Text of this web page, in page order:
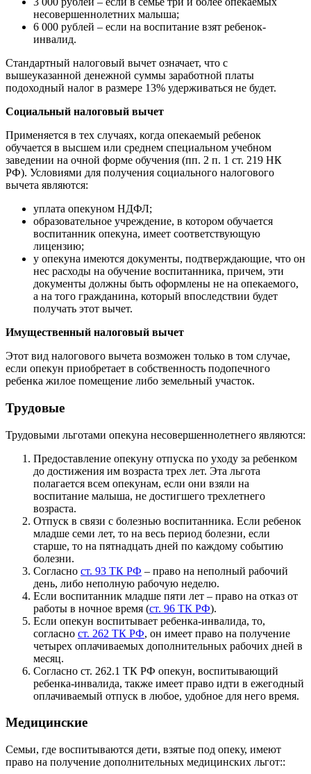
несовершеннолетних малыша;
6 000 рублей – если на воспитание взят ребенок-
инвалид.
Стандартный налоговый вычет означает, что с
вышеуказанной денежной суммы заработной платы
подоходный налог в размере 13% удерживаться не будет.
Социальный налоговый вычет
Применяется в тех случаях, когда опекаемый ребенок
обучается в высшем или среднем специальном учебном
заведении на очной форме обучения (пп. 2 п. 1 ст. 219 НК
РФ). Условиями для получения социального налогового
вычета являются:
уплата опекуном НДФЛ;
образовательное учреждение, в котором обучается
воспитанник опекуна, имеет соответствующую
лицензию;
у опекуна имеются документы, подтверждающие, что он
нес расходы на обучение воспитанника, причем, эти
документы должны быть оформлены не на опекаемого,
а на того гражданина, который впоследствии будет
получать этот вычет.
Имущественный налоговый вычет
Этот вид налогового вычета возможен только в том случае,
если опекун приобретает в собственность подопечного
ребенка жилое помещение либо земельный участок.
Трудовые
Трудовыми льготами опекуна несовершеннолетнего являются:
Предоставление опекуну отпуска по уходу за ребенком
до достижения им возраста трех лет. Эта льгота
полагается всем опекунам, если они взяли на
воспитание малыша, не достигшего трехлетнего
возраста.
Отпуск в связи с болезнью воспитанника. Если ребенок
младше семи лет, то на весь период болезни, если
старше, то на пятнадцать дней по каждому событию
болезни.
Согласно ст. 93 ТК РФ – право на неполный рабочий
день, либо неполную рабочую неделю.
Если воспитанник младше пяти лет – право на отказ от
работы в ночное время (ст. 96 ТК РФ).
Если опекун воспитывает ребенка-инвалида, то,
согласно ст. 262 ТК РФ, он имеет право на получение
четырех оплачиваемых дополнительных рабочих дней в
месяц.
Согласно ст. 262.1 ТК РФ опекун, воспитывающий
ребенка-инвалида, также имеет право идти в ежегодный
оплачиваемый отпуск в любое, удобное для него время.
Медицинские
Семьи, где воспитываются дети, взятые под опеку, имеют
право на получение дополнительных медицинских льгот::